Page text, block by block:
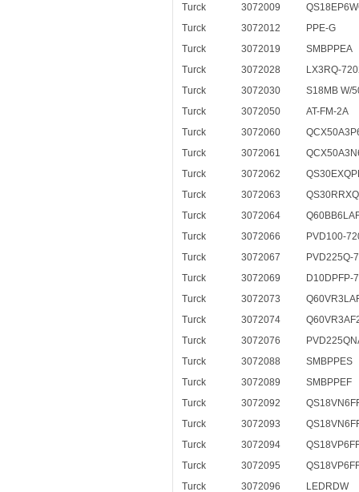
Turck
3072009
Turck
3072012
PPE-G
Turck
3072019
SMBPPEA
Turck
3072028
LX3RQ-
Turck
3072030
S18MB W/
Turck
3072050
AT-FM-2A
Turck
3072060
Turck
3072061
Turck
3072062
Turck
3072063
Turck
3072064
Turck
3072066
PVD100-
Turck
3072067
PVD225Q-
Turck
3072069
D10DPFP-
Turck
3072073
Turck
3072074
Turck
3072076
Turck
3072088
SMBPPES
Turck
3072089
SMBPPEF
Turck
3072092
Turck
3072093
Turck
3072094
Turck
3072095
Turck
3072096
LEDRDW